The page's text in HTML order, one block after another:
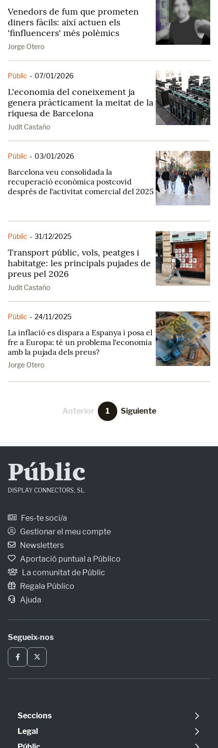
Venedors de fum que prometen
diners fàcils: així actuen els
'finfluencers' més polèmics
Jorge Otero
Públic - 07/01/2026
L'economia del coneixement ja
genera pràcticament la meitat de la
riquesa de Barcelona
Judit Castaño
Públic - 03/01/2026
Barcelona veu consolidada la
recuperació econòmica postcovid
després de l'activitat comercial del 2025
Públic - 31/12/2025
Transport públic, vols, peatges i
habitatge: les principals pujades de
preus pel 2026
Judit Castaño
Públic - 24/11/2025
La inflació es dispara a Espanya i posa el
fre a Europa: té un problema l'economia
amb la pujada dels preus?
Jorge Otero
Anterior 1 Siguiente
Públic
DISPLAY CONNECTORS, SL.
Fes-te soci/a
Gestionar el meu compte
Newsletters
Aportació puntual a Público
La comunitat de Públic
Regala Público
Ajuda
Segueix-nos
Seccions
Política
Opinió
Legal
Avís legal